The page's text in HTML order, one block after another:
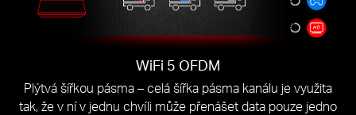
WiFi 5 OFDM
Plýtvá šířkou pásma – celá šířka pásma kanálu je využita
tak, že v ní v jednu chvíli může přenášet data pouze jedno